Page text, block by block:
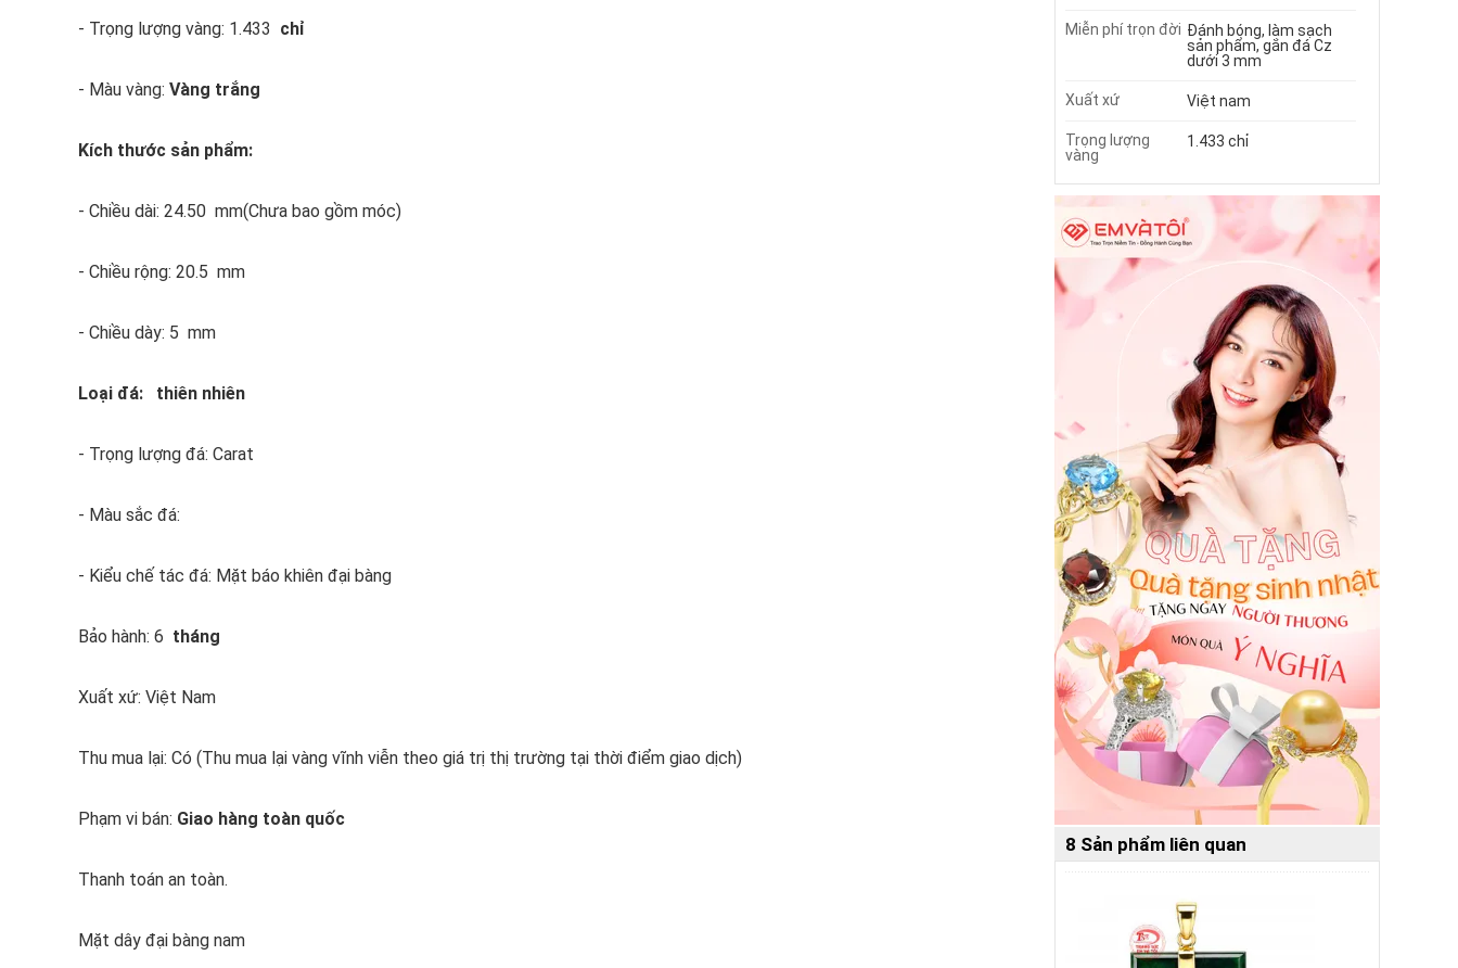
- Trọng lượng vàng: 1.433 chỉ
- Màu vàng: Vàng trắng
Kích thước sản phẩm:
- Chiều dài: 24.50 mm(Chưa bao gồm móc)
- Chiều rộng: 20.5 mm
- Chiều dày: 5 mm
Loại đá: thiên nhiên
- Trọng lượng đá: Carat
- Màu sắc đá:
- Kiểu chế tác đá: Mặt báo khiên đại bàng
Bảo hành: 6 tháng
Xuất xứ: Việt Nam
Thu mua lại: Có (Thu mua lại vàng vĩnh viễn theo giá trị thị trường tại thời điểm giao dịch)
Phạm vi bán: Giao hàng toàn quốc
Thanh toán an toàn.
Mặt dây đại bàng nam
Miễn phí trọn đời Đánh bóng, làm sạch
sản phẩm, gắn đá Cz
dưới 3 mm
Xuất xứ Việt nam
Trọng lượng
vàng
1.433 chỉ
8 Sản phẩm liên quan